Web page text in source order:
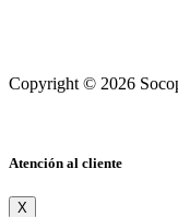
Copyright ©
Atención al cliente
X